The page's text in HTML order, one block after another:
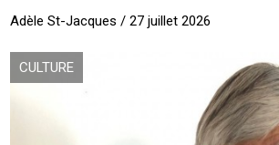
Adèle St-Jacques / 27 juillet 2026
CULTURE